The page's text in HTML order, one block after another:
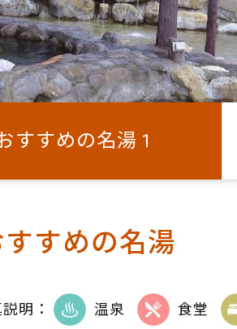
すすめの名湯 1
すすめの名湯
明： 温泉 食堂